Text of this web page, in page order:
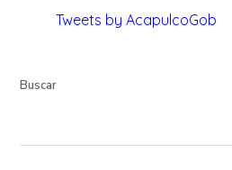
Tweets by AcapulcoGob
Buscar